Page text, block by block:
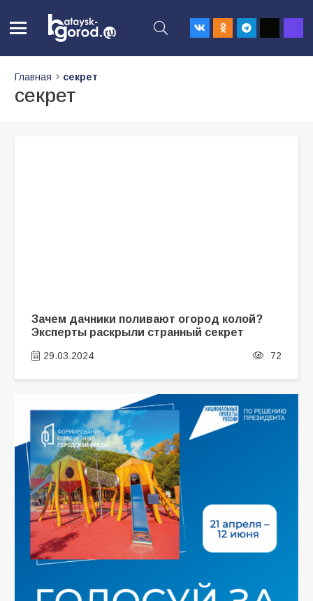
Главная секрет
секрет
Зачем дачники поливают огород колой?
Эксперты раскрыли странный секрет
29.03.2024 72